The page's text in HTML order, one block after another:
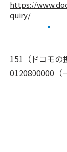
https://
quiry/
151（ドコモの
0120800000